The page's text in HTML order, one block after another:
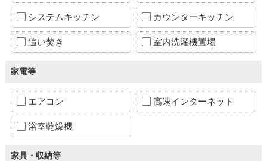
システムキッチン カウンターキッチン
追い焚き 室内洗濯機置場
家電等
エアコン 高速インターネット
浴室乾燥機
家具・収納等